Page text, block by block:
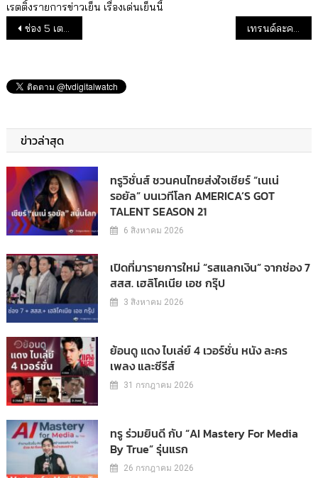
เรตติ้งรายการข่าวเย็น เรื่องเด่นเย็นนี้
แนะแนวเรื่อง
ช่อง 5 เตรียมเสนอข่าวภาคภาษาอังกฤษ เทรนด์ละครแซ่บ ต้องมา
ข่าวล่าสุด
ทรูวิชั่นส์ ชวนคนไทยส่งใจเชียร์ “เนเน่
รอยัล” บนเวทีโลก AMERICA’S GOT
TALENT SEASON 21
6 สิงหาคม 2026
เปิดที่มารายการใหม่ “รสแลกเงิน” จากช่อง 7
สสส. เฮลิโคเนีย เอช กรุ๊ป
3 สิงหาคม 2026
ย้อนดู แดง ไบเล่ย์ 4 เวอร์ชั่น หนัง ละคร
เพลง และซีรีส์
31 กรกฎาคม 2026
ทรู ร่วมยินดี กับ “AI Mastery For Media
By True” รุ่นแรก
26 กรกฎาคม 2026